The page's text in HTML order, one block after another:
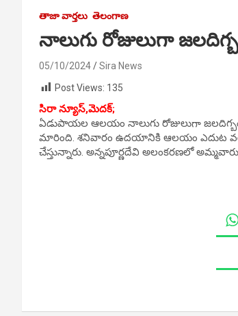
తాజా వార్తలు తెలంగాణ
నాలుగు రోజులుగా
05/10/2024
Sira News
Post Views: 135
సిరా న్యూస్,మెదక్;
ఏడుపాయల ఆలయం నాలుగు రోజులుగా
మారింది. శనివారం ఉదయానికి ఆలయం ఎదుట వరద
చేస్తున్నారు. అన్నపూర్ణదేవి అలంకరణలో అమ్మవారు